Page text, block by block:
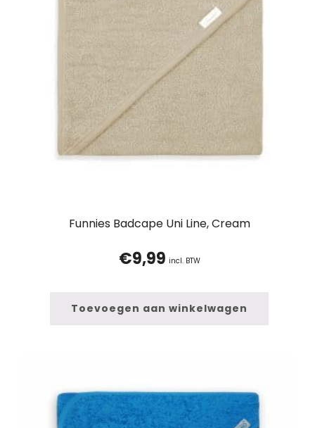
Funnies Badcape Uni Line, Cream
€9,99 incl. BTW
Toevoegen aan winkelwagen